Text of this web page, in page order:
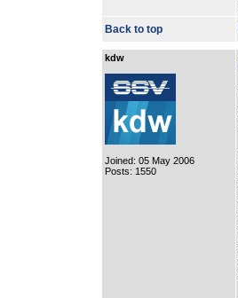
Back to top
kdw
Joined: 05 May 2006
Posts: 1550